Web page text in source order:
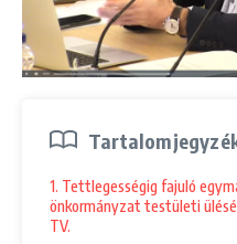
1. Tettlegességig fajuló
önkormányzat testületi
TV.